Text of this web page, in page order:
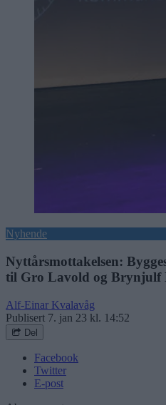
Nyhende
Nyttårsmottakelsen:
til Gro Lavold og Brynjulf
Alf-Einar Kvalavåg
Publisert 7. jan 23 kl. 14:52
Del
Facebook
Twitter
E-post